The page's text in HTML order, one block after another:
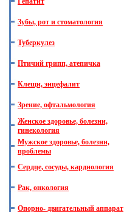
Зубы, рот и стоматология
Туберкулез
Птичий грипп, атепичка
Клещи, энцефалит
Зрение, офтальмология
Женское здоровье, болезни,
гинекология
Мужское здоровье, болезни,
проблемы
Сердце, сосуды, кардиология
Рак, онкология
Опорно- двигательный аппарат